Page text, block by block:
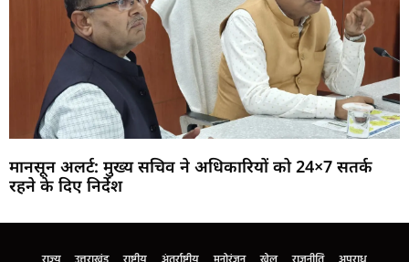
मानसून अलर्ट: मुख्य सचिव ने अधिकारियों को 24×7 सतर्क
रहने के दिए निर्देश